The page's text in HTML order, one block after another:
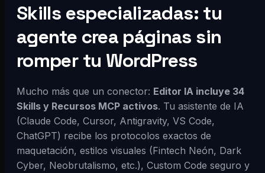
Skills especializadas: tu
agente crea páginas sin
romper tu WordPress
Mucho más que un conector: Editor IA incluye 34
Skills y Recursos MCP activos. Tu asistente de IA
(Claude Code, Cursor, Antigravity, VS Code,
ChatGPT) recibe los protocolos exactos de
maquetación, estilos visuales (Fintech Neón, Dark
Cyber, Neobrutalismo, etc.), Custom Code seguro y